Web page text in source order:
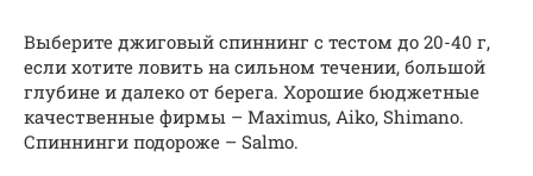
Выберите джиговый спиннинг с тестом до 20-40 г,
если хотите ловить на сильном течении, большой
глубине и далеко от берега. Хорошие бюджетные
качественные фирмы – Maximus, Aiko, Shimano.
Спиннинги подороже – Salmo.